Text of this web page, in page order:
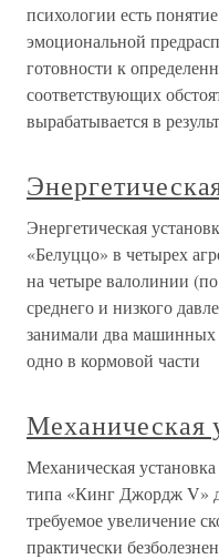
психологии есть
эмоциональной
готовности к
соответствующих
вырабатывается в
Энергетическая
«Белуццо» в четырех
на четыре валолинии
среднего и низкого
занимали два
одно в кормовой части
Механическая
Механическая
типа «Кинг Джордж V»
требуемое увеличение
практически